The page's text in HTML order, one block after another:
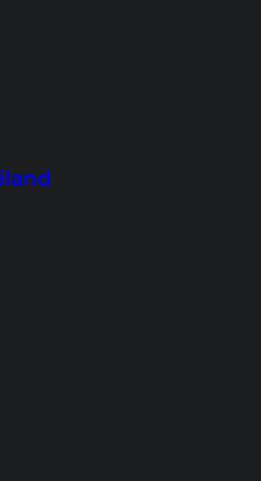
in die
richtig schöne
die wir bei
Chiang Mai gemacht
von Chiang